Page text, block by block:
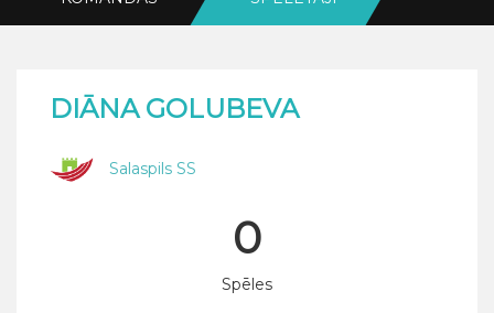
DIĀNA GOLUBEVA
Salaspils SS
0
Spēles